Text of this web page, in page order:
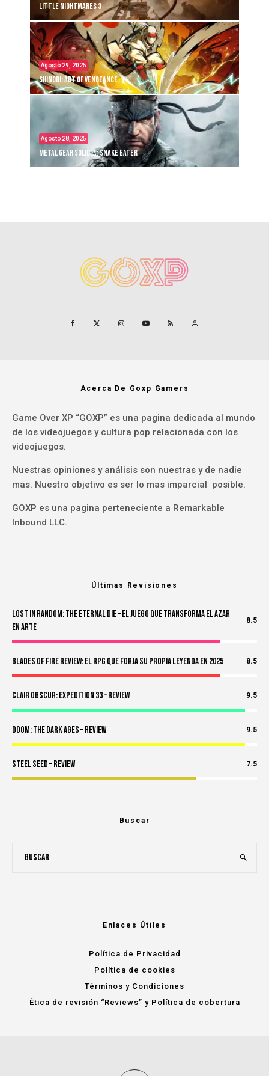
Little Nightmares 3
Agosto 29, 2025
Shinobi: Art of Vengeance
Agosto 28, 2025
Metal Gear Solid Δ: Snake Eater
Acerca De Goxp Gamers
Game Over XP “GOXP” es una pagina dedicada al mundo
de los videojuegos y cultura pop relacionada con los
videojuegos.
Nuestras opiniones y análisis son nuestras y de nadie
mas. Nuestro objetivo es ser lo mas imparcial posible.
GOXP es una pagina perteneciente a Remarkable
Inbound LLC.
Últimas Revisiones
Lost in Random: The Eternal Die – El Juego Que Transforma el Azar
en Arte
8.5
Blades of Fire Review: El RPG Que Forja Su Propia Leyenda en 2025 8.5
Clair Obscur: Expedition 33 – Review 9.5
Doom: The Dark Ages – Review 9.5
Steel Seed – Review 7.5
Buscar
Enlaces Útiles
Política de Privacidad
Política de cookies
Términos y Condiciones
Ética de revisión “Reviews” y Política de cobertura